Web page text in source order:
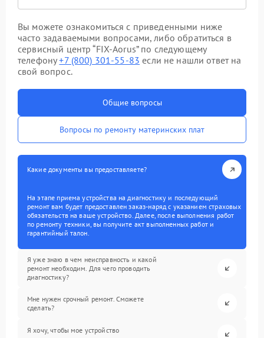
Вы можете ознакомиться с приведенными ниже
часто задаваемыми вопросами, либо обратиться в
сервисный центр “FIX-Aorus” по следующему
телефону+7 (800) 301-55-83 если не нашли ответ на
свой вопрос.
Общие вопросы
Вопросы по ремонту материнских плат
Какие документы вы предоставляете?
На этапе приема устройства на диагностику и последующий
ремонт вам будет предоставлен заказ-наряд с указанием страховых
обязательств на ваше устройство. Далее, после выполнения работ
по ремонту техники, вы получите акт выполненных работ и
гарантийный талон.
Я уже знаю в чем неисправность и какой
ремонт необходим. Для чего проводить
диагностику?
Мне нужен срочный ремонт. Сможете
сделать?
Я хочу, чтобы мое устройство